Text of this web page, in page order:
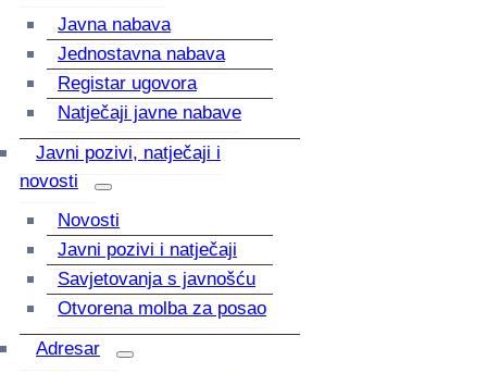
Javna nabava
Jednostavna nabava
Registar ugovora
Natječaji javne nabave
Javni pozivi, natječaji i
novosti
Novosti
Javni pozivi i natječaji
Savjetovanja s javnošću
Otvorena molba za posao
Adresar